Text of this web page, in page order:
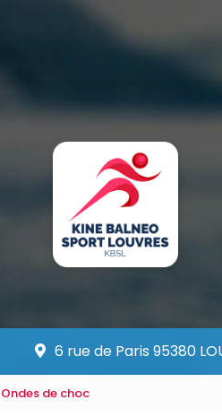
6 rue de Paris 95380
Ondes de choc